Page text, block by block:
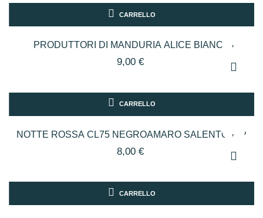
CARRELLO
PRODUTTORI DI MANDURIA ALICE BIANCO
VERDECA CL75
9,00 €
CARRELLO
NOTTE ROSSA CL75 NEGROAMARO SALENTO IGP
8,00 €
CARRELLO